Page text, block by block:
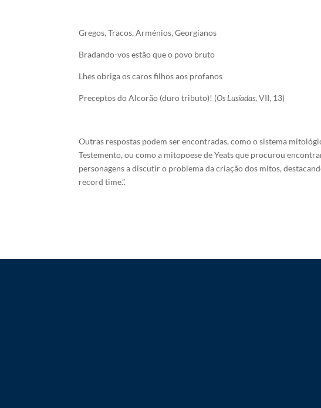
Gregos, Tracos, Arménios, Georgianos
Bradando-vos estão que o povo bruto
Lhes obriga os caros filhos aos profanos
Preceptos do Alcorão (duro tributo)! (Os Lusíadas, VII, 13)
Outras respostas podem ser encontradas, como o sistema
Testemento, ou como a mitopoese de Yeats que procurou
personagens a discutir o problema da criação dos mitos,
record time.”.